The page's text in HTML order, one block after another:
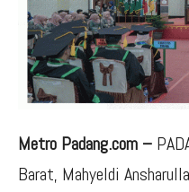
Metro Padang.com –
Barat, Mahyeldi